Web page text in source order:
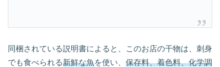
同梱されている説明書によると、このお店の干物は、刺身
でも食べられる新鮮な魚を使い、 保存料、着色料、化学調